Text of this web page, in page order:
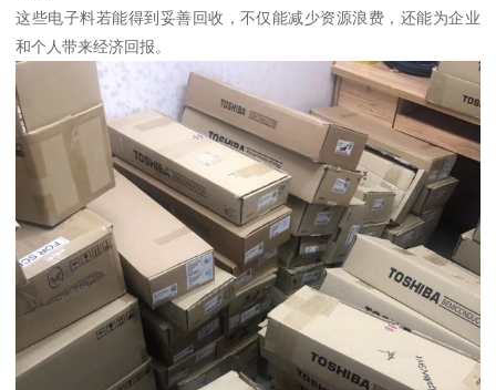
这些电子料若能得到妥善回收，不仅能减少资源浪费，还能为企业
和个人带来经济回报。